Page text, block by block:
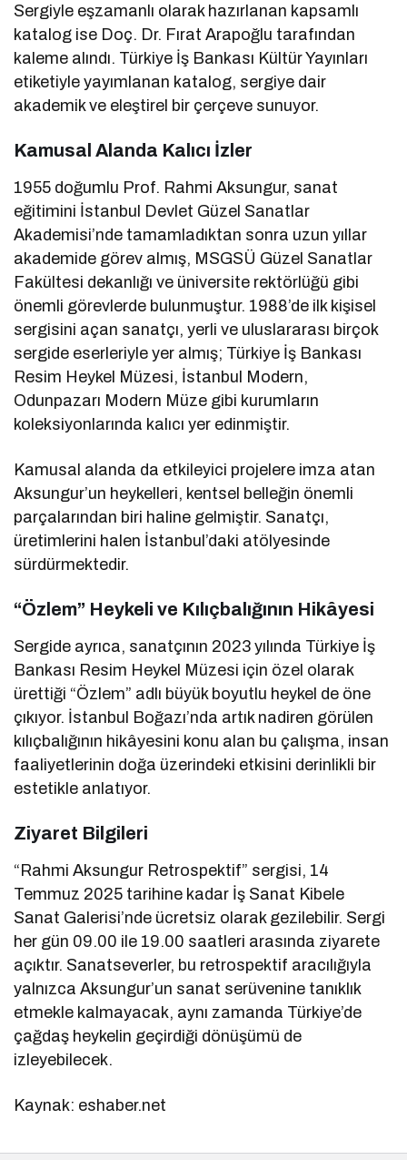
Sergiyle eşzamanlı olarak hazırlanan kapsamlı
katalog ise Doç. Dr. Fırat Arapoğlu tarafından
kaleme alındı. Türkiye İş Bankası Kültür Yayınları
etiketiyle yayımlanan katalog, sergiye dair
akademik ve eleştirel bir çerçeve sunuyor.
Kamusal Alanda Kalıcı İzler
1955 doğumlu Prof. Rahmi Aksungur, sanat
eğitimini İstanbul Devlet Güzel Sanatlar
Akademisi’nde tamamladıktan sonra uzun yıllar
akademide görev almış, MSGSÜ Güzel Sanatlar
Fakültesi dekanlığı ve üniversite rektörlüğü gibi
önemli görevlerde bulunmuştur. 1988’de ilk kişisel
sergisini açan sanatçı, yerli ve uluslararası birçok
sergide eserleriyle yer almış; Türkiye İş Bankası
Resim Heykel Müzesi, İstanbul Modern,
Odunpazarı Modern Müze gibi kurumların
koleksiyonlarında kalıcı yer edinmiştir.
Kamusal alanda da etkileyici projelere imza atan
Aksungur’un heykelleri, kentsel belleğin önemli
parçalarından biri haline gelmiştir. Sanatçı,
üretimlerini halen İstanbul’daki atölyesinde
sürdürmektedir.
“Özlem” Heykeli ve Kılıçbalığının Hikâyesi
Sergide ayrıca, sanatçının 2023 yılında Türkiye İş
Bankası Resim Heykel Müzesi için özel olarak
ürettiği “Özlem” adlı büyük boyutlu heykel de öne
çıkıyor. İstanbul Boğazı’nda artık nadiren görülen
kılıçbalığının hikâyesini konu alan bu çalışma, insan
faaliyetlerinin doğa üzerindeki etkisini derinlikli bir
estetikle anlatıyor.
Ziyaret Bilgileri
“Rahmi Aksungur Retrospektif” sergisi, 14
Temmuz 2025 tarihine kadar İş Sanat Kibele
Sanat Galerisi’nde ücretsiz olarak gezilebilir. Sergi
her gün 09.00 ile 19.00 saatleri arasında ziyarete
açıktır. Sanatseverler, bu retrospektif aracılığıyla
yalnızca Aksungur’un sanat serüvenine tanıklık
etmekle kalmayacak, aynı zamanda Türkiye’de
çağdaş heykelin geçirdiği dönüşümü de
izleyebilecek.
Kaynak: eshaber.net